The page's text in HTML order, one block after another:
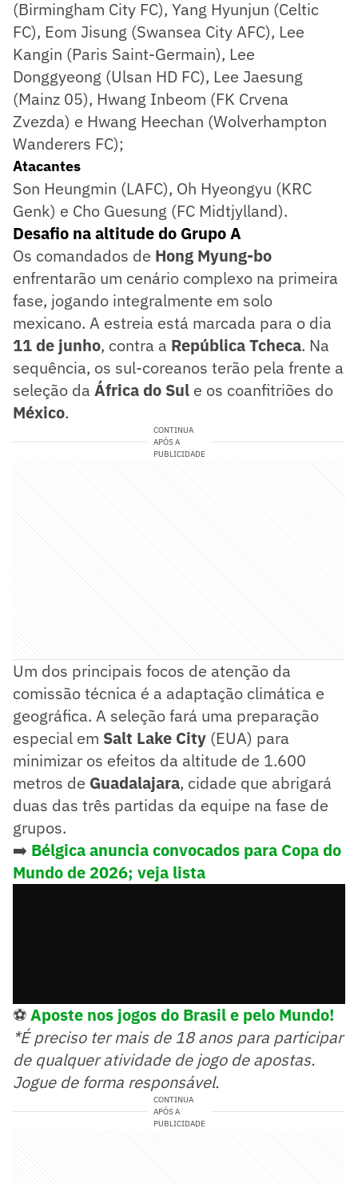
(Birmingham City FC), Yang Hyunjun (Celtic
FC), Eom Jisung (Swansea City AFC), Lee
Kangin (Paris Saint-Germain), Lee
Donggyeong (Ulsan HD FC), Lee Jaesung
(Mainz 05), Hwang Inbeom (FK Crvena
Zvezda) e Hwang Heechan (Wolverhampton
Wanderers FC);
Atacantes
Son Heungmin (LAFC), Oh Hyeongyu (KRC
Genk) e Cho Guesung (FC Midtjylland).
Desafio na altitude do Grupo A
Os comandados de Hong Myung-bo
enfrentarão um cenário complexo na primeira
fase, jogando integralmente em solo
mexicano. A estreia está marcada para o dia
11 de junho, contra a República Tcheca. Na
sequência, os sul-coreanos terão pela frente a
seleção da África do Sul e os coanfitriões do
México.
CONTINUA
APÓS A
PUBLICIDADE
Um dos principais focos de atenção da
comissão técnica é a adaptação climática e
geográfica. A seleção fará uma preparação
especial em Salt Lake City (EUA) para
minimizar os efeitos da altitude de 1.600
metros de Guadalajara, cidade que abrigará
duas das três partidas da equipe na fase de
grupos.
➡️ Bélgica anuncia convocados para Copa do
Mundo de 2026; veja lista
⚽Aposte nos jogos do Brasil e pelo Mundo!
*É preciso ter mais de 18 anos para participar
de qualquer atividade de jogo de apostas.
Jogue de forma responsável.
CONTINUA
APÓS A
PUBLICIDADE